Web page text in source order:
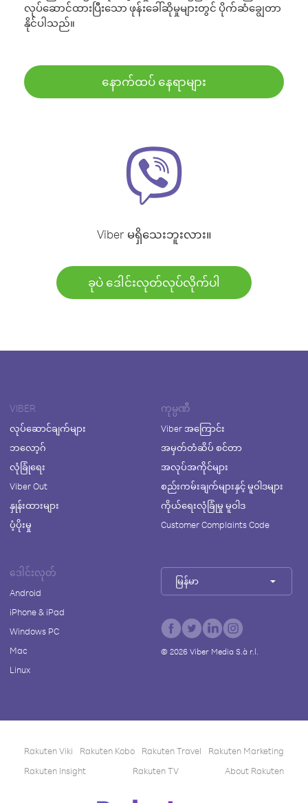
လုပ်ဆောင်ထားပြီးသော ဖုန်းခေါ်ဆိုမှုများတွင် ပိုက်ဆံချွေတာ
နိုင်ပါသည်။
နောက်ထပ် နေရာများ
Viber မရှိသေးဘူးလား။
ခုပဲ ဒေါင်းလုတ်လုပ်လိုက်ပါ
VIBER
လုပ်ဆောင်ချက်များ
ဘလော့ဂ်
လုံခြုံရေး
Viber Out
နှုန်းထားများ
ပံ့ပိုးမှု
ကုမ္ပဏီ
Viber အကြောင်း
အမှတ်တံဆိပ် စင်တာ
အလုပ်အကိုင်များ
စည်းကမ်းချက်များနှင့် မူဝါဒများ
ကိုယ်ရေးလုံခြုံမှု မူဝါဒ
Customer Complaints Code
ဒေါင်းလုတ်
Android
iPhone & iPad
Windows PC
Mac
Linux
မြန်မာ
© 2026Viber Media S.à r.l.
Rakuten Viki Rakuten Kobo Rakuten Travel
Rakuten Marketing
Rakuten Insight
Rakuten TV About Rakuten